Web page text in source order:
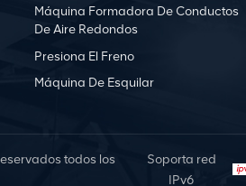
Máquina Formadora De Conductos
De Aire Redondos
Presiona El Freno
Máquina De Esquilar
todos los
Soporta red
IPv6